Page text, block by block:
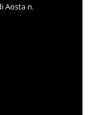
Aosta n.